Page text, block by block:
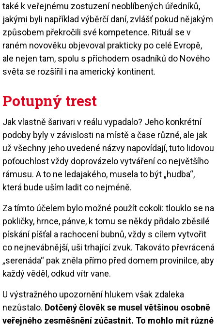
také k veřejnému zostuzení neoblíbených úředníků,
jakými byli například výběrčí daní, zvlášť pokud nějakým
způsobem překročili své kompetence. Rituál se v
raném novověku objevoval prakticky po celé Evropě,
ale nejen tam, spolu s příchodem osadníků do Nového
světa se rozšířil i na americký kontinent.
Potupný trest
Jak vlastně šarivari v reálu vypadalo? Jeho konkrétní
podoby byly v závislosti na místě a čase různé, ale jak
už všechny jeho uvedené názvy napovídají, tuto lidovou
poťouchlost vždy doprovázelo vytváření co největšího
rámusu. A to ne ledajakého, musela to být „hudba“,
která bude uším ladit co nejméně.
Za tímto účelem bylo možné použít cokoli: tlouklo se na
pokličky, hrnce, pánve, k tomu se někdy přidalo zběsilé
pískání píšťal a rachocení bubnů, vždy s cílem vytvořit
co nejnevábnější, uši trhající zvuk. Takováto převrácená
„serenáda“ pak zněla přímo před domem provinilce, aby
každý věděl, odkud vítr vane.
U výstražného upozornění hlukem však zdaleka
nezůstalo. Dotčený člověk se musel většinou osobně
veřejného zesměšnění zúčastnit. To mohlo mít různé